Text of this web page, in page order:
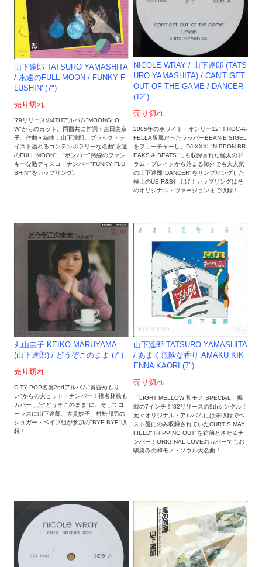
山下達郎 TATSURO YAMASHITA
/ 永遠のFULL MOON / FUNKY F
LUSHIN' (7")
売り切れ
'79リリースの4THアルバム"MOONGLO
W"からのカット。両面共に作詞：吉田美奈
子、作曲 • 編曲：山下達郎。ブラック・テ
イスト溢れるコンテンポラリーな名曲"永遠
のFULL MOON"、"ボンバー"路線のファン
キーな激ディスコ・ナンバー"FUNKY FLU
SHIN'"をカップリング。
NICOLE WRAY / 山下達郎 (TATS
URO YAMASHITA) / CAN'T GET
OUT OF THE GAME / DANCER
(12")
売り切れ
2005年のホワイト・オンリー12"！ROC-A-
FELLA所属だったラッパーBEANIE SIGEL
をフューチャーし、DJ XXXL"NIPPON BR
EAKS & BEATS"にも収録された極太のド
ラム・ブレイクから始まる海外でも大人気
の山下達郎"DANCER"をサンプリングした
極上のUS R&B仕上げ！カップリングはそ
のオリジナル・ヴァージョンまで収録！
丸山圭子 KEIKO MARUYAMA
(山下達郎) / どうぞこのまま (7")
売り切れ
CITY POP名盤2ndアルバム"黄昏めもり
い"からの大ヒット・ナンバー！椎名林檎も
カバーした"どうぞこのまま"に、そしてコ
ーラスに山下達郎、大貫妙子、村松邦男の
シュガー・ベイブ組が参加の"BYE-BYE"収
録！
山下達郎 TATSURO YAMASHITA
/ あまく危険な香り AMAKU KIK
ENNA KAORI (7")
売り切れ
「LIGHT MELLOW 和モノ SPECIAL」掲
載の7インチ！'82リリースの9thシングル！
元々オリジナル・アルバムには未収録でベ
スト盤にのみ収録されていたCURTIS MAY
FIELD"TRIPPING OUT"を彷彿とさせるナ
ンバー！ORIGINAL LOVEのカバーでもお
馴染みの和モノ・ソウル大名曲！